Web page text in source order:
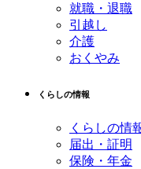
就職・退職
引越し
介護
おくやみ
くらしの情報
くらしの情
届出・証明
保険・年金